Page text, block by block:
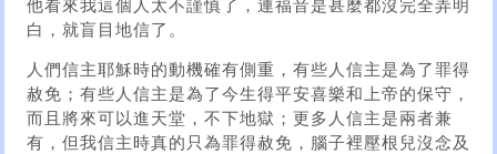
他看來我這個人太不謹慎了，連福音是甚麼都沒完全弄明
白，就盲目地信了。
人們信主耶穌時的動機確有側重，有些人信主是為了罪得
赦免；有些人信主是為了今生得平安喜樂和上帝的保守，
而且將來可以進天堂，不下地獄；更多人信主是兩者兼
有，但我信主時真的只為罪得赦免，腦子裡壓根兒沒念及